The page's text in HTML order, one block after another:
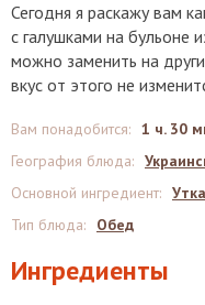
Сегодня я раскажу вам
с галушками на бульоне
можно заменить на
вкус от этого не
Ингредиенты
Вам понадобится: 1 ч. 30
География блюда:
Основной ингредиент: Утка
Тип блюда: Обед